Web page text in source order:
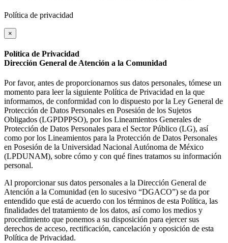
Política de privacidad
×
Política de Privacidad
Dirección General de Atención a la Comunidad
Por favor, antes de proporcionarnos sus datos personales, tómese un
momento para leer la siguiente Política de Privacidad en la que
informamos, de conformidad con lo dispuesto por la Ley General de
Protección de Datos Personales en Posesión de los Sujetos
Obligados (LGPDPPSO), por los Lineamientos Generales de
Protección de Datos Personales para el Sector Público (LG), así
como por los Lineamientos para la Protección de Datos Personales
en Posesión de la Universidad Nacional Autónoma de México
(LPDUNAM), sobre cómo y con qué fines tratamos su información
personal.
Al proporcionar sus datos personales a la Dirección General de
Atención a la Comunidad (en lo sucesivo “DGACO”) se da por
entendido que está de acuerdo con los términos de esta Política, las
finalidades del tratamiento de los datos, así como los medios y
procedimiento que ponemos a su disposición para ejercer sus
derechos de acceso, rectificación, cancelación y oposición de esta
Política de Privacidad.